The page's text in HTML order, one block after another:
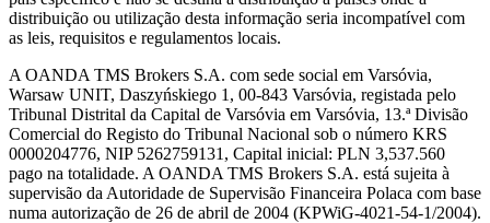
distribuição ou utilização desta informação seria incompatível com
as leis, requisitos e regulamentos locais.
A OANDA TMS Brokers S.A. com sede social em Varsóvia,
Warsaw UNIT, Daszyńskiego 1, 00-843 Varsóvia, registada pelo
Tribunal Distrital da Capital de Varsóvia em Varsóvia, 13.ª Divisão
Comercial do Registo do Tribunal Nacional sob o número KRS
0000204776, NIP 5262759131, Capital inicial: PLN 3,537.560
pago na totalidade. A OANDA TMS Brokers S.A. está sujeita à
supervisão da Autoridade de Supervisão Financeira Polaca com base
numa autorização de 26 de abril de 2004 (KPWiG-4021-54-1/2004).